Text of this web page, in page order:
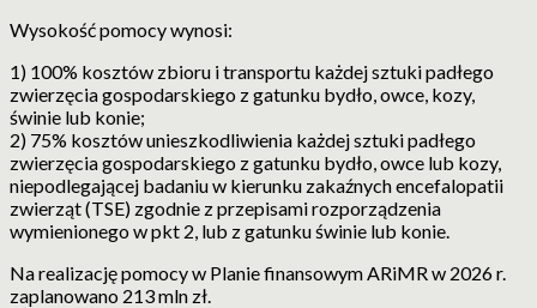
Wysokość pomocy wynosi:
1) 100% kosztów zbioru i transportu każdej sztuki padłego
zwierzęcia gospodarskiego z gatunku bydło, owce, kozy,
świnie lub konie;
2) 75% kosztów unieszkodliwienia każdej sztuki padłego
zwierzęcia gospodarskiego z gatunku bydło, owce lub kozy,
niepodlegającej badaniu w kierunku zakaźnych encefalopatii
zwierząt (TSE) zgodnie z przepisami rozporządzenia
wymienionego w pkt 2, lub z gatunku świnie lub konie.
Na realizację pomocy w Planie finansowym ARiMR w 2026 r.
zaplanowano 213 mln zł.